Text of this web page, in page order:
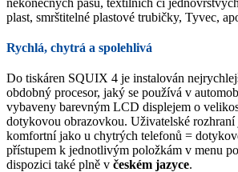
plast, smrštitelné plastové trubičky, Tyvec,
Rychlá, chytrá a spolehlivá
Do tiskáren SQUIX 4 je instalován
obdobný procesor, jaký se používá v
vybaveny barevným LCD displejem o
dotykovou obrazovkou. Uživatelské rozhraní
komfortní jako u chytrých telefonů =
přístupem k jednotlivým položkám v menu
dispozici také plně v českém jazyce.